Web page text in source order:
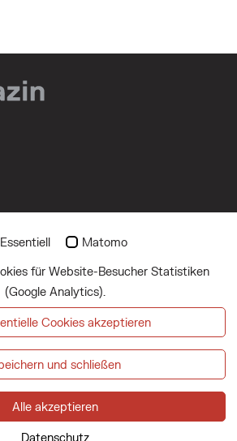
abonnieren
Essentiell Matomo
für Website-Besucher Statistiken
(Google Analytics).
Cookies akzeptieren
und schließen
Alle akzeptieren
Datenschutz